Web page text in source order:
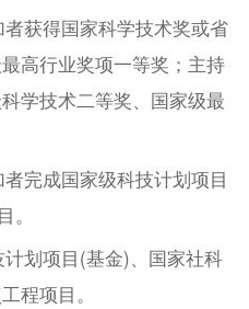
获得国家科学技术奖或省
高行业奖项一等奖；主持
学技术二等奖、国家级最
完成国家级科技计划项目
划项目(基金)、国家社科
程项目。